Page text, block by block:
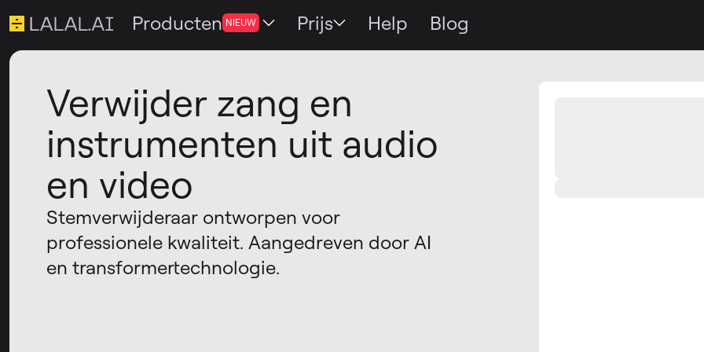
Producten NIEUW Prijs Help Blog
Verwijder zang en
instrumenten uit audio
en video
Stemverwijderaar ontworpen voor
professionele kwaliteit. Aangedreven door AI
en transformertechnologie.